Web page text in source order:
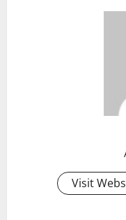
Visit